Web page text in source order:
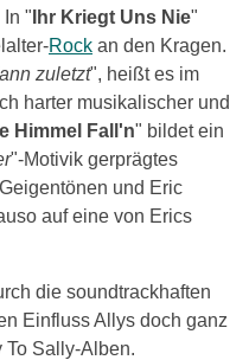
In " Ihr Kriegt Uns Nie"
Rock an den Kragen.
zuletzt", heißt es im
harter musikalischer und
Himmel Fall'n" bildet ein
"-Motivik gerprägtes
und Eric
auf eine von Erics
die soundtrackhaften
Einfluss Allys doch ganz
To Sally-Alben.